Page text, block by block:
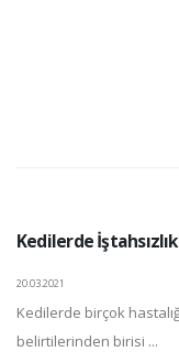
Kedilerde
20.03.2021
Kedilerde birçok
belirtilerinden birisi ...